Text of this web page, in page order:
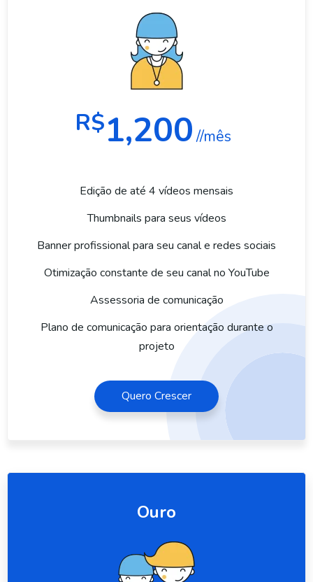
R$1,200//mês
Edição de até 4 vídeos mensais
Thumbnails para seus vídeos
Banner profissional para seu canal e redes sociais
Otimização constante de seu canal no YouTube
Assessoria de comunicação
Plano de comunicação para orientação durante o
projeto
Quero Crescer
Ouro